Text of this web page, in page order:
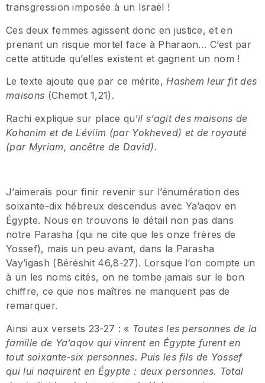
transgression imposée à un Israël !
Ces deux femmes agissent donc en justice, et en
prenant un risque mortel face à Pharaon… C’est par
cette attitude qu’elles existent et gagnent un nom !
Le texte ajoute que par ce mérite,Hashem leur fit des
maisons (Chemot 1,21).
Rachi explique sur place qu’il s’agit des maisons de
Kohanim et de Léviim (par Yokheved) et de royauté
(par Myriam, ancêtre de David).
J’aimerais pour finir revenir sur l’énumération des
soixante-dix hébreux descendus avec Ya’aqov en
Égypte. Nous en trouvons le détail non pas dans
notre Parasha (qui ne cite que les onze frères de
Yossef), mais un peu avant, dans la Parasha
Vay’igash (Béréshit 46,8-27). Lorsque l’on compte un
à un les noms cités, on ne tombe jamais sur le bon
chiffre, ce que nos maîtres ne manquent pas de
remarquer.
Ainsi aux versets 23-27 : « Toutes les personnes de la
famille de Ya’aqov qui vinrent en Égypte furent en
tout soixante-six personnes. Puis les fils de Yossef
qui lui naquirent en Égypte : deux personnes. Total